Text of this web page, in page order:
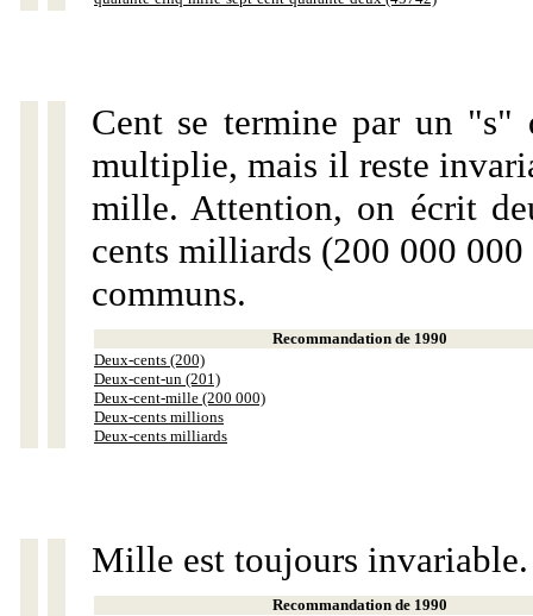
Cent se termine par un "s"
multiplie, mais il reste
mille. Attention, on écrit
cents milliards (200 000
communs.
Recommandation de 1990
Deux-cents (200)
Deux-cent-un (201)
Deux-cent-mille (200 000)
Deux-cents millions
Deux-cents milliards
Mille est toujours invariable.
Recommandation de 1990